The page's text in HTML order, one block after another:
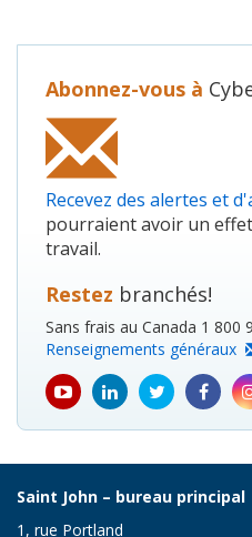
Abonnez-vous à
Recevez des alertes et
pourraient avoir un
travail.
Restez branchés!
Sans frais au Canada 1 800
Renseignements généraux
youtube
icon
Linkedin
icon
Twitter
icon
icon
Saint John – bureau principal
1, rue Portland